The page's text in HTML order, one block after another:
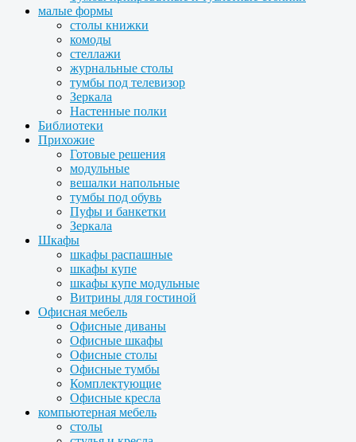
малые формы
столы книжки
комоды
стеллажи
журнальные столы
тумбы под телевизор
Зеркала
Настенные полки
Библиотеки
Прихожие
Готовые решения
модульные
вешалки напольные
тумбы под обувь
Пуфы и банкетки
Зеркала
Шкафы
шкафы распашные
шкафы купе
шкафы купе модульные
Витрины для гостиной
Офисная мебель
Офисные диваны
Офисные шкафы
Офисные столы
Офисные тумбы
Комплектующие
Офисные кресла
компьютерная мебель
столы